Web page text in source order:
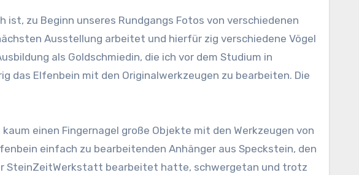
zu Beginn unseres Rundgangs Fotos von verschiedenen
Ausstellung arbeitet und hierfür zig verschiedene Vögel
als Goldschmiedin, die ich vor dem Studium in
das Elfenbein mit den Originalwerkzeugen zu bearbeiten. Die
einen Fingernagel große Objekte mit den Werkzeugen von
einfach zu bearbeitenden Anhänger aus Speckstein, den
SteinZeitWerkstatt bearbeitet hatte, schwergetan und trotz